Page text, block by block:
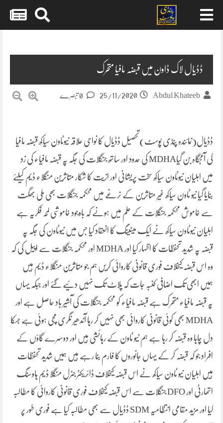
ڈڈیال لاک ڈاون میں قبضہ مافیا متحرک
Abdul Khateeb
25/11/2020
ڈڈیال(نمائندہ پنڈی پوسٹ)تحصیل ڈڈیال کا نواحی علاقہ نیوٹاون سیاکھ قبضہ مافیا
کی آمجگاہ بن گیاMDHA کی حدود اور ساتھ جنگلات کی جگہ پہ قبضہ مافیاء کی زد
میں اہلیان نیوٹاون سیاکھ سخت پریشانی اور ازیت کا شکار متاثرین منگلاء ڈیم کیلئے
بنایا گیا نیو ٹاون سیاکھ غیر متاثرین کے نرغے میں محکمہ جنگلات بھی ملی بھگت
سے خاموش محکمہ جنگلات کے علم میں ہونے کہ باوجود خاموشی لمحہ فکریہ ہے
اہلیان نیوٹاون سیاکھ نے ایک میٹینگ کا انعقاد کیا جس میں نیوٹاون کی جگہ پہ
قبضہ پہ شدید تحفظات کا اظہار کیا اور MDHA اور محکمہ جنگلات سے اپیل کی کہ
وہ اس قبضہ کیخلاف فوری قانونی کاروائی کریں ہم جو متاثرین منگلاء ڈیم ہیں
ہمیں ابھی تک اضافی کنبہ جات کہ پلاٹ تک نہیں دئیے گئے اور جبکہ یہاں
پہ قبضہ مافیاء متحرک ہے قبضہ مافیاء کو محکمہ جنگلات کی آشیر باد حاصل ہے اور
MDHA بھی کوئی قانونی کاروائی بھی نہیں کر رہا آندھیر نگری مچی ہوئی ہے جسکا
دل چاہا وہ قبضہ کر رہا ہے ہم نیو ٹاون کے رہائشی ہیں اور دوسرے گاؤں کے
افراد جو کہ قبضہ کر کے یہاں جانوروں کا فارم بنا رہے ہیں ہمیں شدید تحفظات
ہیں اہلیان نیو ٹاون سیاکھ نے اس قبضہ کیخلاف ڈائریکٹر جنرل منگلا ڈیم ہاوسنگ
اتھارٹی اور DFO جنگلات سے اس قبضہ کیخلاف فوری قانونی کاروائی کا مطالبہ
کیا اور مزید مقامی انتظامیہ SDM ڈڈیال سے بھی مطالبہ کیا ہے فوری طور پر